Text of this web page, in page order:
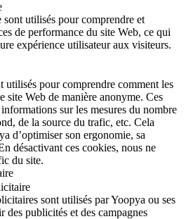
utilisés pour comprendre et
de performance du site Web, ce qui
expérience utilisateur aux visiteurs.
utilisés pour comprendre comment les
site Web de manière anonyme. Ces
sur les mesures du nombre
de la source du trafic, etc. Cela
d’optimiser son ergonomie, sa
désactivant ces cookies, nous ne
du site.
sont utilisés par Yoopya ou ses
des publicités et des campagnes